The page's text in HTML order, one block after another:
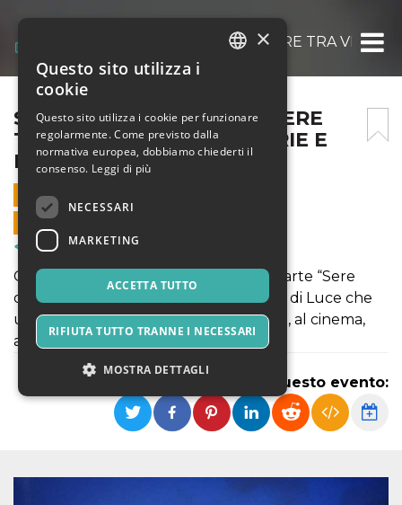
SERE D’ESTATE: TRASTEVERE TRA
SERE D’ESTATE: TRASTEVERE
TRA VICOLI, SCORCI, STORIE E
PERSONAGGI!
7 GIUGNO 2019 - 19:30
VENDITE ONLINE TERMINATE
Corsi & Formazione
Con l’avvicinarsi della bella stagione, parte “Sere
d’Estate”, la nuova rassegna di Itinerari di Luce che
unisce la fotografia ai luoghi, alla storia, al cinema,
alla letteratura e alla poesia.
Condividi questo evento:
×
Questo sito utilizza i
cookie
Questo sito utilizza i cookie per funzionare
regolarmente. Come previsto dalla
normativa europea, dobbiamo chiederti il
consenso. Leggi di più
NECESSARI
MARKETING
ACCETTA TUTTO
RIFIUTA TUTTO TRANNE I NECESSARI
MOSTRA DETTAGLI
Necessari Marketing
indispensabili al funzionamento del sito. I
servizi qui presenti non potranno funzionare